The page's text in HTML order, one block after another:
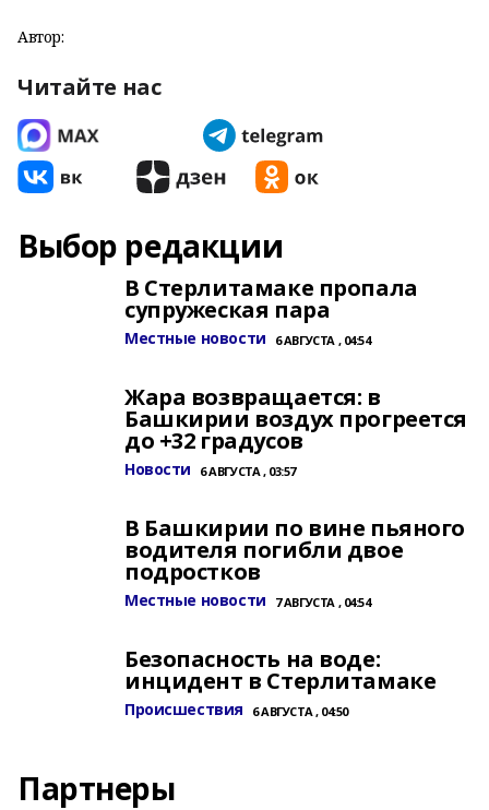
Автор:
Читайте нас
Выбор редакции
В Стерлитамаке пропала
супружеская пара
Местные новости 6 АВГУСТА , 04:54
Жара возвращается: в
Башкирии воздух прогреется
до +32 градусов
Новости 6 АВГУСТА , 03:57
В Башкирии по вине пьяного
водителя погибли двое
подростков
Местные новости 7 АВГУСТА , 04:54
Безопасность на воде:
инцидент в Стерлитамаке
Происшествия 6 АВГУСТА , 04:50
Партнеры